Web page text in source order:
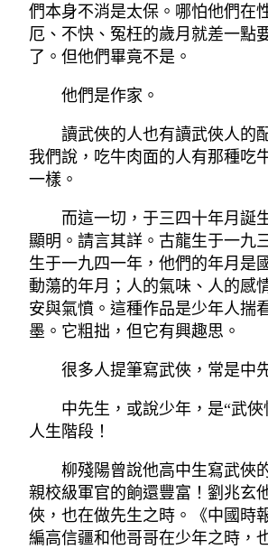
們本身不消是太保。哪怕他們在
厄、不快、冤枉的歲月就差一點
了。但他們畢竟不是。
他們是作家。
讀武俠的人也有讀武俠人的
我們說，吃牛肉面的人有那種吃
一樣。
而這一切，于三四十年月誕
顯明。請言其詳。古龍生于一九
生于一九四一年，他們的年月是
動蕩的年月；人的氣味、人的感
安與氣憤。這種作品是少年人揣
墨。它粗拙，但它有興趣思。
很多人提筆寫武俠，常是中
中先生，或說少年，是“武俠
人生階段！
柳殘陽曾說他高中生寫武俠
親校級軍官的餉還豐富！劉兆玄
俠，也在做先生之時。《中國時
編高信疆和他哥哥在少年之時，